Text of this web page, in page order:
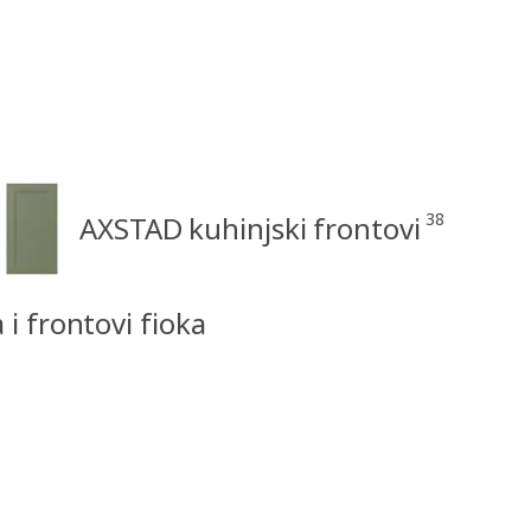
AXSTAD kuhinjski frontovi 38
i frontovi fioka